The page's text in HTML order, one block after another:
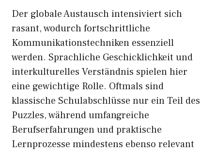
Der globale Austausch intensiviert sich
rasant, wodurch fortschrittliche
Kommunikationstechniken essenziell
werden. Sprachliche Geschicklichkeit und
interkulturelles Verständnis spielen hier
eine gewichtige Rolle. Oftmals sind
klassische Schulabschlüsse nur ein Teil des
Puzzles, während umfangreiche
Berufserfahrungen und praktische
Lernprozesse mindestens ebenso relevant